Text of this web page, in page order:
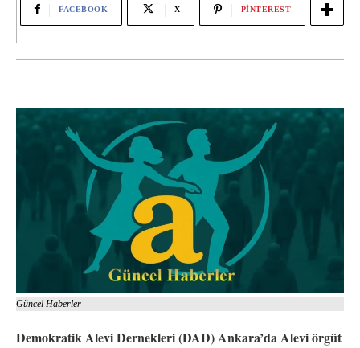
FACEBOOK X PINTEREST
Güncel Haberler
Demokratik Alevi Dernekleri (DAD) Ankara’da Alevi örgüt